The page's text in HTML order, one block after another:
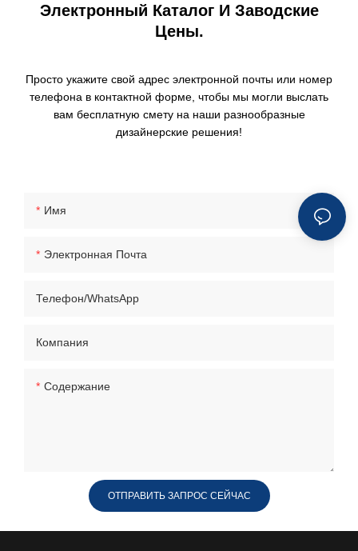
Электронный Каталог И Заводские
Цены.
Просто укажите свой адрес электронной почты или номер
телефона в контактной форме, чтобы мы могли выслать
вам бесплатную смету на наши разнообразные
дизайнерские решения!
Имя
Электронная Почта
Телефон/WhatsApp
Компания
Содержание
ОТПРАВИТЬ ЗАПРОС СЕЙЧАС